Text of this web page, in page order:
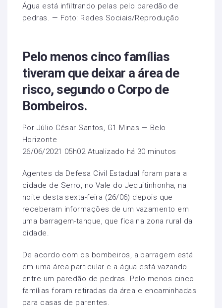
Água está infiltrando pelas pelo paredão de
pedras. — Foto: Redes Sociais/Reprodução
Pelo menos cinco famílias
tiveram que deixar a área de
risco, segundo o Corpo de
Bombeiros.
Por Júlio César Santos, G1 Minas — Belo
Horizonte
26/06/2021 05h02 Atualizado há 30 minutos
Agentes da Defesa Civil Estadual foram para a
cidade de Serro, no Vale do Jequitinhonha, na
noite desta sexta-feira (26/06) depois que
receberam informações de um vazamento em
uma barragem-tanque, que fica na zona rural da
cidade.
De acordo com os bombeiros, a barragem está
em uma área particular e a água está vazando
entre um paredão de pedras. Pelo menos cinco
famílias foram retiradas da área e encaminhadas
para casas de parentes.